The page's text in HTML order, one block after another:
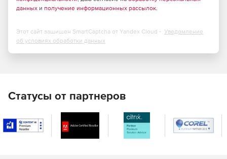
окне.
Экономия времени. Новый простой интерфейс,
удобная строка поиска в словарной карточке,
состав приложения для запоминания слов Content
AI Tutor. Приложение включает в себя готовые
словари базовой лексики, слова в которых отобраны
по частоте употребления и популярным темам.​
данных и получение информационных рассылок.
Этот сайт защищен SmartCaptcha от Yandex Cloud - Уведомление
об условиях обработки данных
Статусы от партнеров